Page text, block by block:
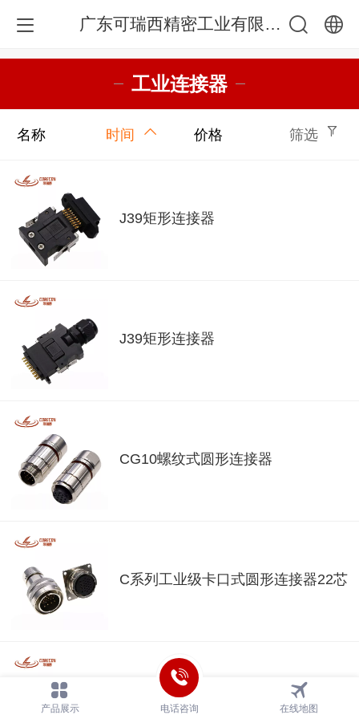
广东可瑞西精密工业有限公司
English
工业连接器
名称 时间 价格 筛选
J39矩形连接器
J39矩形连接器
CG10螺纹式圆形连接器
C系列工业级卡口式圆形连接器22芯
C系列工业级卡口式圆形连接器8芯
产品展示 电话咨询 在线地图